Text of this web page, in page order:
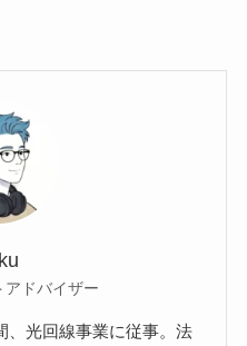
アドバイザー
、光回線事業に従事。法